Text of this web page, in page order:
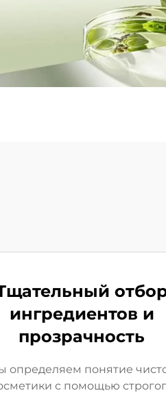
ингредиентов и
прозрачность
определяем понятие
с помощью